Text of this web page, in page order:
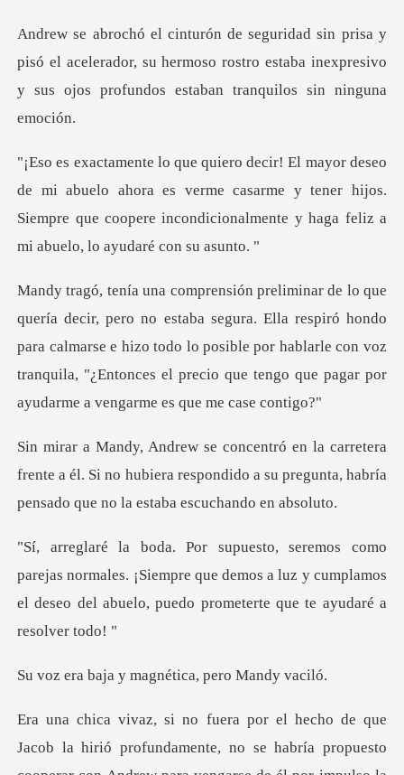
só el acelerador, su hermoso rostro estaba inexpresivo
y
elo ahora es verme casarme y tener hijos.
Siempre que coopere inco
a. Ella respiró hondo
para calmarse e hizo todo lo posible por hablarle con voz
tranquila,
frente a él. Si no hubiera respondido a su pregunta,
normales. ¡Siempre que demos a luz y cumplamos
el deseo del
y magnética, per
b la hirió profundamente, no se habría propuesto